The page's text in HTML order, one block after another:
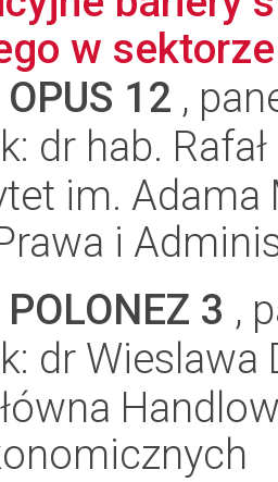
w
OPUS 12 ,
dr hab.
im.
i
POLONEZ 3 ,
dr Wieslawa